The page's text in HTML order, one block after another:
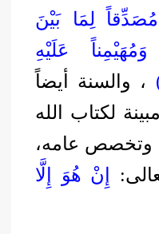
لِمَا بَيْنَ
عَلَيْهِ
، والسنة أيضاً
لكتاب الله
وتخصص عامه،
إِنْ هُوَ إِلَّا